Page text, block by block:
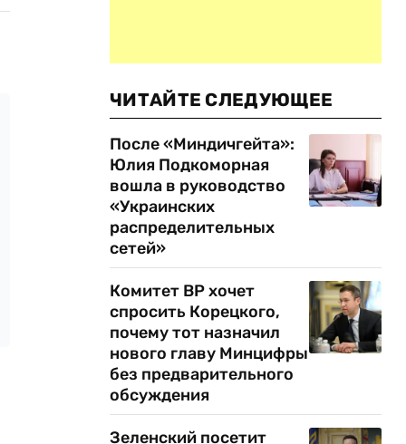
ЧИТАЙТЕ СЛЕДУЮЩЕЕ
После «Миндичгейта»:
Юлия Подкоморная
вошла в руководство
«Украинских
распределительных
сетей»
Комитет ВР хочет
спросить Корецкого,
почему тот назначил
нового главу Минцифры
без предварительного
обсуждения
Зеленский посетит